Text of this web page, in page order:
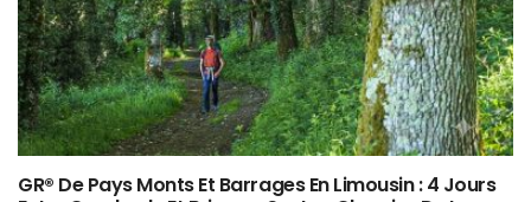
GR® De Pays Monts Et Barrages En Limousin : 4 Jours